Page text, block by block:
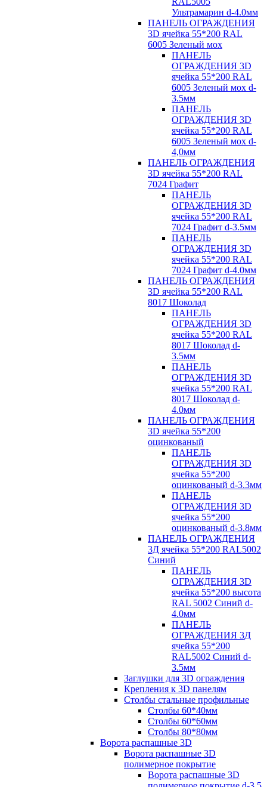
Ультрамарин d-4.0мм
ПАНЕЛЬ ОГРАЖДЕНИЯ
3D ячейка 55*200 RAL
6005 Зеленый мох
ПАНЕЛЬ
ОГРАЖДЕНИЯ 3D
ячейка 55*200 RAL
6005 Зеленый мох d-
3.5мм
ПАНЕЛЬ
ОГРАЖДЕНИЯ 3D
ячейка 55*200 RAL
6005 Зеленый мох d-
4,0мм
ПАНЕЛЬ ОГРАЖДЕНИЯ
3D ячейка 55*200 RAL
7024 Графит
ПАНЕЛЬ
ОГРАЖДЕНИЯ 3D
ячейка 55*200 RAL
7024 Графит d-3.5мм
ПАНЕЛЬ
ОГРАЖДЕНИЯ 3D
ячейка 55*200 RAL
7024 Графит d-4.0мм
ПАНЕЛЬ ОГРАЖДЕНИЯ
3D ячейка 55*200 RAL
8017 Шоколад
ПАНЕЛЬ
ОГРАЖДЕНИЯ 3D
ячейка 55*200 RAL
8017 Шоколад d-
3.5мм
ПАНЕЛЬ
ОГРАЖДЕНИЯ 3D
ячейка 55*200 RAL
8017 Шоколад d-
4.0мм
ПАНЕЛЬ ОГРАЖДЕНИЯ
3D ячейка 55*200
оцинкованый
ПАНЕЛЬ
ОГРАЖДЕНИЯ 3D
ячейка 55*200
оцинкованый d-3.3мм
ПАНЕЛЬ
ОГРАЖДЕНИЯ 3D
ячейка 55*200
оцинкованый d-3.8мм
ПАНЕЛЬ ОГРАЖДЕНИЯ
3Д ячейка 55*200 RAL5002
Синий
ПАНЕЛЬ
ОГРАЖДЕНИЯ 3D
ячейка 55*200 высота
RAL 5002 Синий d-
4.0мм
ПАНЕЛЬ
ОГРАЖДЕНИЯ 3Д
ячейка 55*200
RAL5002 Синий d-
3.5мм
Заглушки для 3D ограждения
Крепления к 3D панелям
Столбы стальные профильные
Столбы 60*40мм
Столбы 60*60мм
Столбы 80*80мм
Ворота распашные 3D
Ворота распашные 3D
полимерное покрытие
Ворота распашные 3D